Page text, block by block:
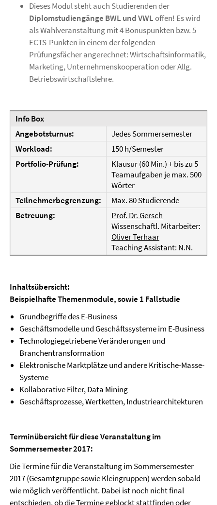
Dieses Modul steht auch Studierenden der
Diplomstudiengänge BWL und VWLoffen! Es wird
als Wahlveranstaltung mit 4 Bonuspunkten bzw. 5
ECTS-Punkten in einem der folgenden
Prüfungsfächer angerechnet: Wirtschaftsinformatik,
Marketing, Unternehmenskooperation oder Allg.
Betriebswirtschaftslehre.
Info Box
Angebotsturnus:
Jedes Sommersemester
Workload:
150 h/Semester
Portfolio-Prüfung:
Klausur (60 Min.) + bis zu 5
Teamaufgaben je max. 500
Wörter
Teilnehmerbegrenzung:
Max. 80 Studierende
Betreuung:
Prof. Dr. Gersch
Wissenschaftl. Mitarbeiter:
Oliver Terhaar
Teaching Assistant: N.N.
Inhaltsübersicht:
Beispielhafte Themenmodule, sowie 1 Fallstudie
Grundbegriffe des E-Business
Geschäftsmodelle und Geschäftssysteme im E-Business
Technologiegetriebene Veränderungen und
Branchentransformation
Elektronische Marktplätze und andere Kritische-Masse-
Systeme
Kollaborative Filter, Data Mining
Geschäftsprozesse, Wertketten, Industriearchitekturen
Terminübersicht für diese Veranstaltung im
Sommersemester 2017:
Die Termine für die Veranstaltung im Sommersemester
2017 (Gesamtgruppe sowie Kleingruppen) werden sobald
wie möglich veröffentlicht. Dabei ist noch nicht final
entschieden, ob die Termine geblockt stattfinden oder